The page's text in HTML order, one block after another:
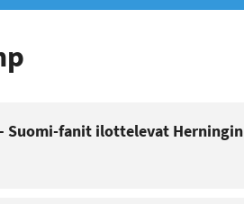
Suomi-fanit ilottelevat Herningin